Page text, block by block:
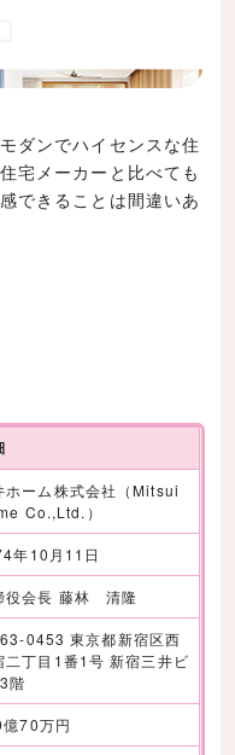
ダンでハイセンスな住
宅メーカーと比べても
できることは間違いあ
ホーム株式会社（Mitsui
Co.,Ltd.）
年10月11日
役会長 藤林 清隆
0453 東京都新宿区西
二丁目1番1号 新宿三井ビ
階
70万円